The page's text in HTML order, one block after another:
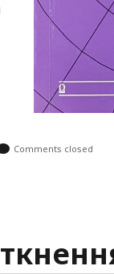
Comments closed